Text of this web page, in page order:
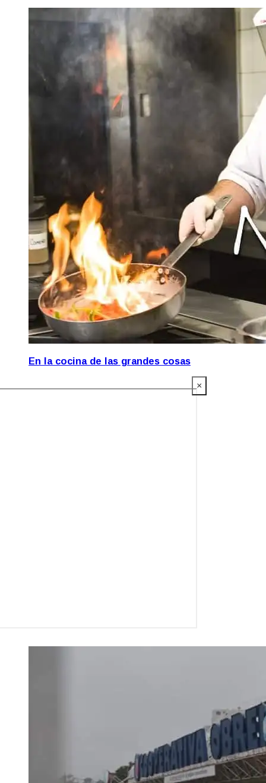
En la cocina de las grandes cosas
×